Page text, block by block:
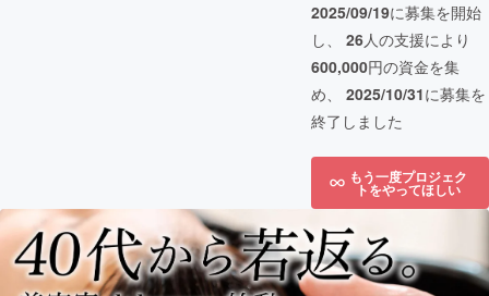
2025/09/19に募集を開始
し、 26人の支援により
600,000円の資金を集
め、 2025/10/31に募集を
終了しました
もう一度プロジェク
トをやってほしい